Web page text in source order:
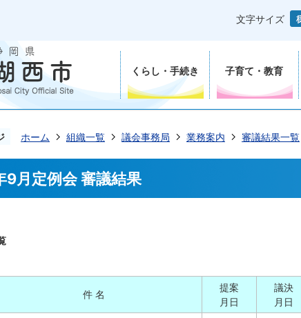
文字サイズ
くらし・手続き 子育て・教育
ホーム 組織一覧 議会事務局 業務案内 審議結果一覧
9月定例会 審議結果
件 名
提案
月日
議決
月日